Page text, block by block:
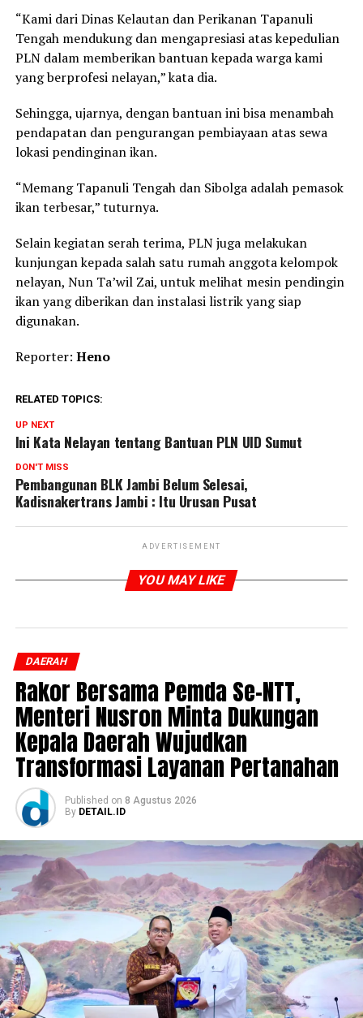
“Kami dari Dinas Kelautan dan Perikanan Tapanuli
Tengah mendukung dan mengapresiasi atas kepedulian
PLN dalam memberikan bantuan kepada warga kami
yang berprofesi nelayan,” kata dia.
Sehingga, ujarnya, dengan bantuan ini bisa menambah
pendapatan dan pengurangan pembiayaan atas sewa
lokasi pendinginan ikan.
“Memang Tapanuli Tengah dan Sibolga adalah pemasok
ikan terbesar,” tuturnya.
Selain kegiatan serah terima, PLN juga melakukan
kunjungan kepada salah satu rumah anggota kelompok
nelayan, Nun Ta’wil Zai, untuk melihat mesin pendingin
ikan yang diberikan dan instalasi listrik yang siap
digunakan.
Reporter: Heno
RELATED TOPICS:
UP NEXT
Ini Kata Nelayan tentang Bantuan PLN UID Sumut
DON'T MISS
Pembangunan BLK Jambi Belum Selesai,
Kadisnakertrans Jambi : Itu Urusan Pusat
ADVERTISEMENT
YOU MAY LIKE
DAERAH
Rakor Bersama Pemda Se-NTT,
Menteri Nusron Minta Dukungan
Kepala Daerah Wujudkan
Transformasi Layanan Pertanahan
Published on 8 Agustus 2026
By DETAIL.ID